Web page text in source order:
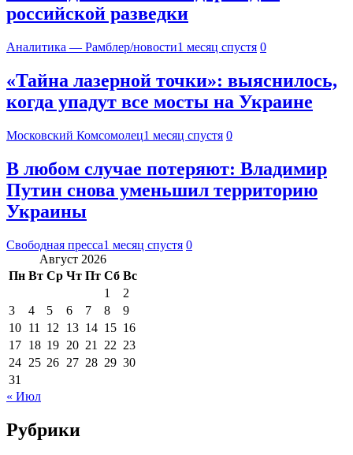
российской разведки
Аналитика — Рамблер/новости1 месяц спустя 0
«Тайна лазерной точки»: выяснилось,
когда упадут все мосты на Украине
Московский Комсомолец1 месяц спустя 0
В любом случае потеряют: Владимир
Путин снова уменьшил территорию
Украины
Свободная пресса1 месяц спустя 0
Август 2026
Пн Вт Ср Чт Пт Сб Вс
1
2
3
4 5 6 7 8
9
10 11 12 13 14 15 16
17 18 19 20 21 22 23
24 25 26 27 28 29 30
31
« Июл
Рубрики